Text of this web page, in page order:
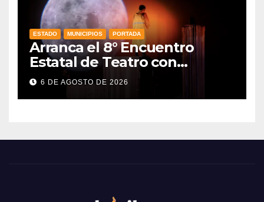
ESTADO MUNICIPIOS PORTADA
Arranca el 8° Encuentro
Estatal de Teatro con
producciones locales
6 DE AGOSTO DE 2026